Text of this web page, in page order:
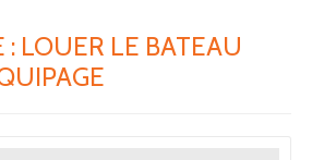
: LOUER LE BATEAU